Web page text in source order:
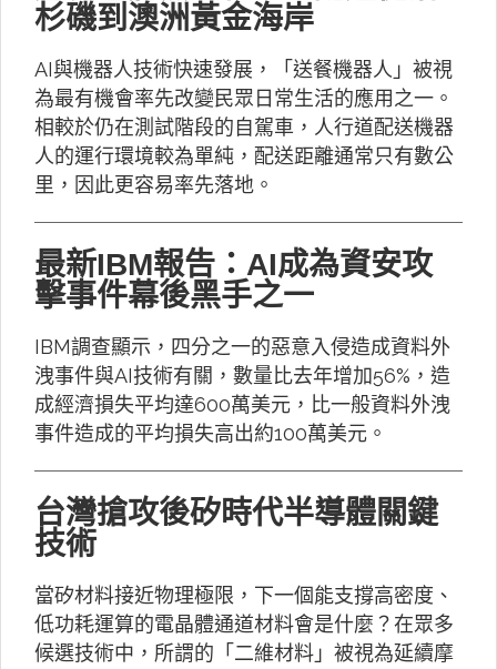
杉磯到澳洲黃金海岸
AI與機器人技術快速發展，「送餐機器人」被視
為最有機會率先改變民眾日常生活的應用之一。
相較於仍在測試階段的自駕車，人行道配送機器
人的運行環境較為單純，配送距離通常只有數公
里，因此更容易率先落地。
最新IBM報告：AI成為資安攻
擊事件幕後黑手之一
IBM調查顯示，四分之一的惡意入侵造成資料外
洩事件與AI技術有關，數量比去年增加56%，造
成經濟損失平均達600萬美元，比一般資料外洩
事件造成的平均損失高出約100萬美元。
台灣搶攻後矽時代半導體關鍵
技術
當矽材料接近物理極限，下一個能支撐高密度、
低功耗運算的電晶體通道材料會是什麼？在眾多
候選技術中，所謂的「二維材料」被視為延續摩